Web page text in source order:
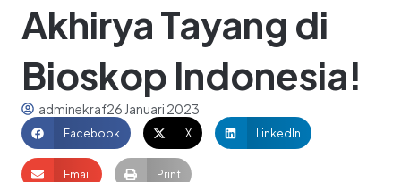
Akhirya Tayang di
Bioskop Indonesia!
adminekraf26 Januari 2023
Facebook X LinkedIn
Email Print